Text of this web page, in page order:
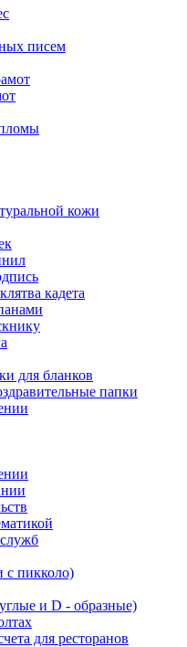
писем
кожи
кадета
для бланков
папки
пикколо)
и D - образные)
для ресторанов